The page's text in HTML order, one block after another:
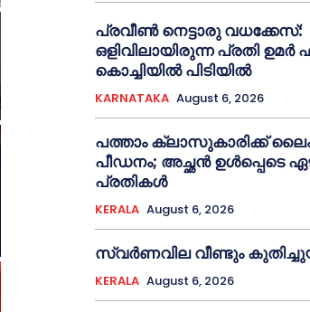
പ്രവീണ്‍ നെട്ടാരു വധക്കേസ്:
ഒളിവിലായിരുന്ന പ്രതി ഉമര്‍
കൊച്ചിയില്‍ പിടിയില്‍
KARNATAKA August 6, 2026
പത്താം ക്ലാസുകാരിക്ക്
പീഡനം; അച്ഛന്‍ ഉള്‍പ്പെടെ
പ്രതികള്‍
KERALA August 6, 2026
സ്വർണവില വീണ്ടും
KERALA August 6, 2026